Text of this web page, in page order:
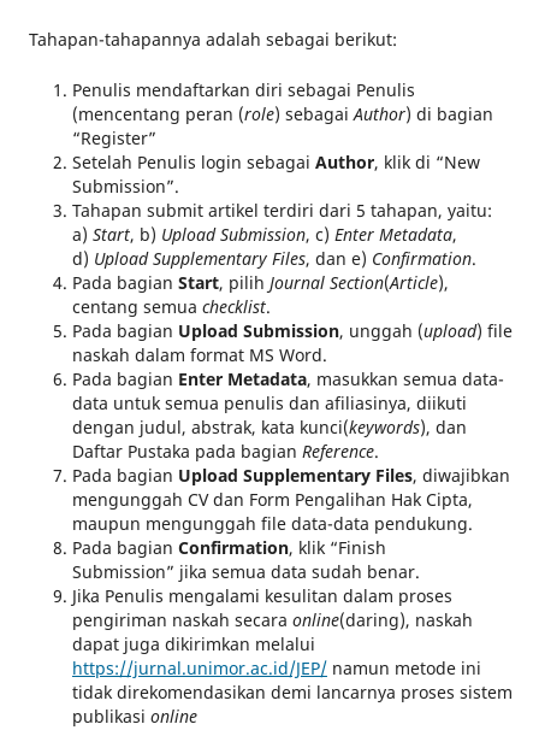
Tahapan-tahapannya adalah sebagai berikut:
Penulis mendaftarkan diri sebagai Penulis
(mencentang peran (role) sebagaiAuthor) di bagian
“Register”
Setelah Penulis login sebagai Author, klik di “New
Submission”.
Tahapan submit artikel terdiri dari 5 tahapan, yaitu:
a) Start, b) Upload Submission, c) Enter Metadata,
d) Upload Supplementary Files, dan e) Confirmation.
Pada bagian Start, pilih Journal Section(Article),
centang semua checklist.
Pada bagian Upload Submission, unggah (upload) file
naskah dalam format MS Word.
Pada bagian Enter Metadata, masukkan semua data-
data untuk semua penulis dan afiliasinya, diikuti
dengan judul, abstrak, kata kunci(keywords), dan
Daftar Pustaka pada bagian Reference.
Pada bagian Upload Supplementary Files, diwajibkan
mengunggah CV dan Form Pengalihan Hak Cipta,
maupun mengunggah file data-data pendukung.
Pada bagian Confirmation, klik “Finish
Submission” jika semua data sudah benar.
Jika Penulis mengalami kesulitan dalam proses
pengiriman naskah secara online(daring), naskah
dapat juga dikirimkan melalui
https://jurnal.unimor.ac.id/JEP/namun metode ini
tidak direkomendasikan demi lancarnya proses sistem
publikasi online